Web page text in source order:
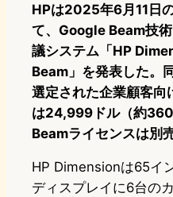
HPは2025年6月11日
て、Google Beam技
議システム「HP
Beam」を発表した。
選定された企業顧客向
は24,999ドル（約
Beamライセンスは別
HP Dimensionは65イ
ディスプレイに6台の